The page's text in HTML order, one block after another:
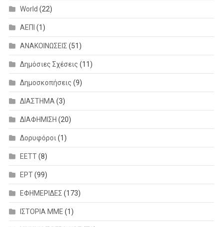
World (22)
ΑΕΠΙ (1)
ΑΝΑΚΟΙΝΩΣΕΙΣ (51)
Δημόσιες Σχέσεις (11)
Δημοσκοπήσεις (9)
ΔΙΑΣΤΗΜΑ(3)
ΔΙΑΦΗΜΙΣΗ (20)
Δορυφόροι(1)
ΕΕΤΤ(8)
ΕΡΤ(99)
ΕΦΗΜΕΡΙΔΕΣ (173)
ΙΣΤΟΡΙΑ ΜΜΕ (1)